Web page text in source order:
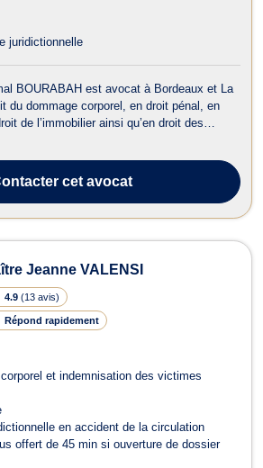
juridictionnelle
BOURABAH est avocat à Bordeaux et La
du dommage corporel, en droit pénal, en
de l’immobilier ainsi qu’en droit des
cet avocat
Jeanne VALENSI
4.9 (13 avis)
Répond rapidement
et indemnisation des victimes
en accident de la circulation
offert de 45 min si ouverture de dossier